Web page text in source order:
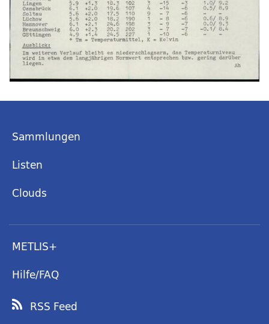
Sammlungen
Listen
Clouds
METLIS+
Hilfe/FAQ
RSS Feed